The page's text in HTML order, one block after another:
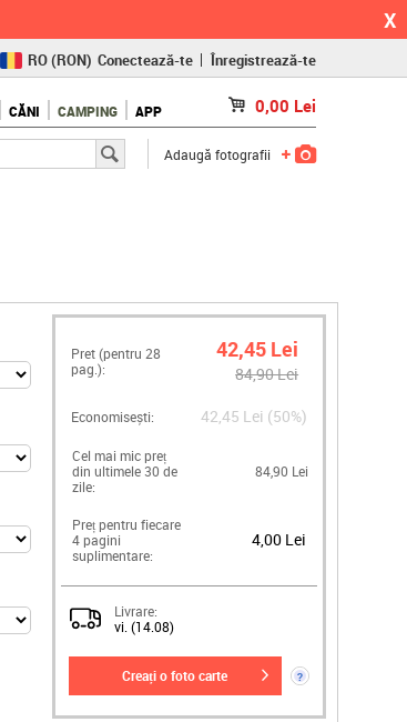
X
(KČ)
SK(€)
RO(RON) Conectează-te Înregistrează-te
CĂNI CAMPING APP 0,00 Lei
Adaugă fotografii
Pret (pentru 28
pag.):
42,45 Lei
84,90 Lei
Economisești: 42,45 Lei (50%)
Cel mai mic preț
din ultimele 30 de
zile:
84,90 Lei
Preț pentru fiecare
4 pagini
suplimentare:
4,00 Lei
Livrare:
vi. (14.08)
creați o foto carte ?